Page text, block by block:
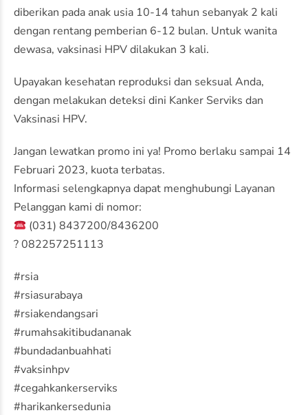
diberikan pada anak usia 10-14 tahun sebanyak 2 kali
dengan rentang pemberian 6-12 bulan. Untuk wanita
dewasa, vaksinasi HPV dilakukan 3 kali.
Upayakan kesehatan reproduksi dan seksual Anda,
dengan melakukan deteksi dini Kanker Serviks dan
Vaksinasi HPV.
Jangan lewatkan promo ini ya! Promo berlaku sampai 14
Februari 2023, kuota terbatas.
Informasi selengkapnya dapat menghubungi Layanan
Pelanggan kami di nomor:
(031) 8437200/8436200
? 082257251113
#rsia
#rsiasurabaya
#rsiakendangsari
#rumahsakitibudananak
#bundadanbuahhati
#vaksinhpv
#cegahkankerserviks
#harikankersedunia